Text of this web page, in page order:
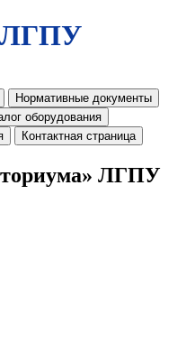
Нормативные документы
оборудования
Контактная страница
ЛГПУ